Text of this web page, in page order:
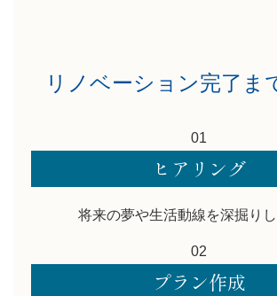
リノベーション完了ま
01
ヒアリング
将来の夢や生活動線を深掘りし
02
プラン作成